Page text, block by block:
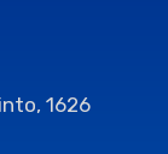
1626